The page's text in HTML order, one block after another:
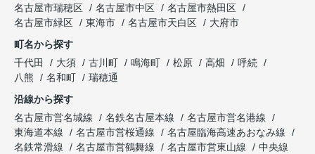
名古屋市瑞穂区
名古屋市中区
名古屋市熱田区
名古屋市緑区
東海市 名古屋市天白区
大府市
町名から探す
千代田
大須 古川町 鳴海町 松原 高畑
呼続
八熊
名和町
瑞穂通
沿線から探す
名古屋市営名城線
名鉄名古屋本線
名古屋市営名港線
東海道本線
名古屋市営桜通線
名古屋臨海高速あおなみ線
名鉄常滑線
名古屋市営鶴舞線 名古屋市営東山線
中央線